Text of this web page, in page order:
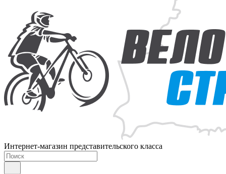
Интернет-магазин представительского класса